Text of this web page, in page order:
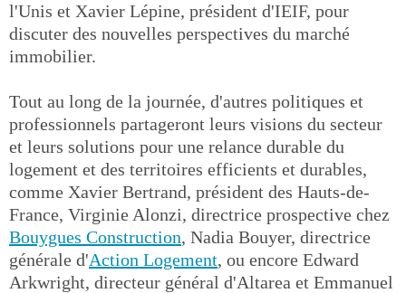
l'Unis et Xavier Lépine, président d'IEIF, pour
discuter des nouvelles perspectives du marché
immobilier.
Tout au long de la journée, d'autres politiques et
professionnels partageront leurs visions du secteur
et leurs solutions pour une relance durable du
logement et des territoires efficients et durables,
comme Xavier Bertrand, président des Hauts-de-
France, Virginie Alonzi, directrice prospective chez
Bouygues Construction, Nadia Bouyer, directrice
générale d'Action Logement, ou encore Edward
Arkwright, directeur général d'Altarea et Emmanuel